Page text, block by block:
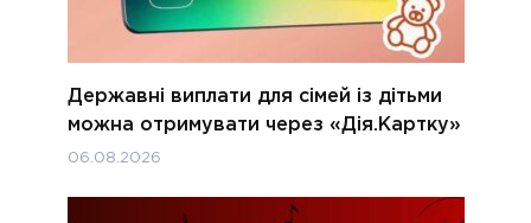
Державні виплати для сімей із дітьми
можна отримувати через «Дія.Картку»
06.08.2026